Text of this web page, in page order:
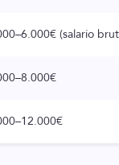
(salario